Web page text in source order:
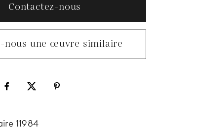
Contactez-nous
nous une œuvre similaire
11984